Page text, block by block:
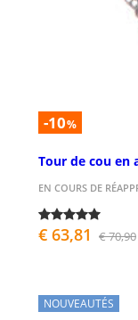
-10%
Tour de cou en
EN COURS DE
€ 63,81 € 70,90
NOUVEAUTÉS